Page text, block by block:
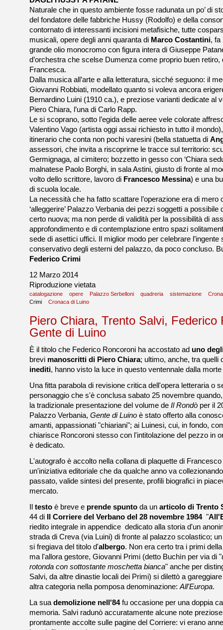
Naturale che in questo ambiente fosse radunata un po’ di
del fondatore delle fabbriche Hussy (Rodolfo) e della
contornato di interessanti incisioni metafisiche, tutte
musicali, opere degli anni quaranta di Marco Costantini, fa
grande olio monocromo con figura intera di Giuseppe
d’orchestra che scelse Dumenza come proprio buen retiro,
Francesca.
Dalla musica all’arte e alla letteratura, sicché seguono: il
Giovanni Robbiati, modellato quanto si voleva ancora
Bernardino Luini (1910 ca.), e preziose varianti dedicate al
Piero Chiara, l’una di Carlo Rapp.
Le si scoprano, sotto l’egida delle aeree vele colorate
Valentino Vago (artista oggi assai richiesto in tutto il
itinerario che conta non pochi varesini (bella statuetta di
assessori, che invita a riscoprirne le tracce sul territorio:
Germignaga, al cimitero; bozzetto in gesso con ‘Chiara
malnatese Paolo Borghi, in sala Astini, giusto di fronte al
volto dello scrittore, lavoro di Francesco Messina) e una
di scuola locale.
La necessità che ha fatto scattare l’operazione era di mero
‘alleggerire’ Palazzo Verbania dei pezzi soggetti a possibile
certo nuova; ma non perde di validità per la possibilità di
approfondimento e di contemplazione entro spazi
sede di asettici uffici. Il miglior modo per celebrare l’ingente
conservativo degli esterni del palazzo, da poco concluso.
Federico Crimi
12 Marzo 2014
Riproduzione vietata
catalogazione opere Palazzo Serbelloni quadreria sistemazione
Crimi
Cronaca di Luino
Piero Chiara, Trento Salvi, Federico
Gente di Luino
È il titolo che Federico Roncoroni ha accostato ad uno
brevi manoscritti di Piero Chiara; ultimo, anche, tra quelli
inediti, hanno visto la luce in questo ventennale dalla
Una fitta parabola di revisione critica dell'opera letteraria o
personaggio che s'è conclusa sabato 25 novembre
la tradizionale presentazione del volume de Il Rondò per il
Palazzo Verbania, Gente di Luino è stato offerto alla
amanti, appassionati "chiariani"; ai Luinesi, cui, in fondo,
chiarisce Roncoroni stesso con l'intitolazione del pezzo in
è dedicato.
L'autografo è accolto nella collana di plaquette di
un'iniziativa editoriale che da qualche anno va
passato, valide sintesi del presente, profili biografici in
mercato.
testo è breve e prende spunto da un articolo di Trento
44 di
Il Corriere del Verbano del 28 novembre 1984­ "
riedito integrale in appendice ­ dedicato alla storia d'un
strada di Creva (via Luini) di fronte al palazzo scolastico;
si fregiava del titolo d'albergo. Non era certo tra i primi
ma l'allora gestore, Giovanni Primi (detto Buchìn per via di "
rotonda con sottostante moschetta bianca" anche per
Salvi, da altre dinastie locali dei Primi) si dilettò a
altra categoria nella pomposa denominazione: All'Europa.
La sua demolizione nell'84fu occasione per una doppia
memoria. Salvi radunò accuratamente alcune note
prontamente accolte sulle pagine del Corriere: vi erano